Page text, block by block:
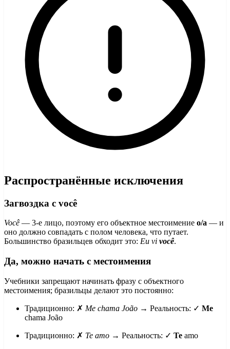
Распространённые исключения
Загвоздка с você
Você — 3-е лицо, поэтому его объектное местоимение o/a — и
оно должно совпадать с полом человека, что путает.
Большинство бразильцев обходит это: Eu vi você.
Да, можно начать с местоимения
Учебники запрещают начинать фразу с объектного
местоимения; бразильцы делают это постоянно:
Традиционно: ✗ Me chama João → Реальность: ✓ Me
chama João
Традиционно: ✗ Te amo → Реальность: ✓ Te amo